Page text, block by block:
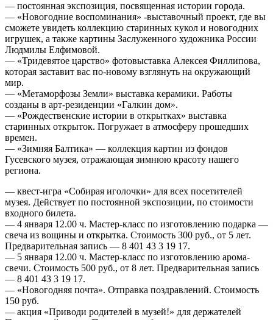
— постоянная экспозиция, посвященная истории города.
— «Новогодние воспоминания» -выставочный проект, где вы
сможете увидеть коллекцию старинных кукол и новогодних
игрушек, а также картины Заслуженного художника России
Людмилы Елфимовой.
— «Тридевятое царство» фотовыставка Алексея Филлипова,
которая заставит вас по-новому взглянуть на окружающий
мир.
— «Метаморфозы Земли» выставка керамики. Работы
созданы в арт-резиденции «Галкин дом».
— «Рождественские истории в открытках» выставка
старинных открыток. Погружает в атмосферу прошедших
времен.
— «Зимняя Балтика» — коллекция картин из фондов
Гусевского музея, отражающая зимнюю красоту нашего
региона.
— квест-игра «Собирая иголочки» для всех посетителей
музея. Действует по постоянной экспозиции, по стоимости
входного билета.
— 4 января 12.00 ч. Мастер-класс по изготовлению подарка —
свеча из вощины и открытка. Стоимость 300 руб., от 5 лет.
Предварительная запись — 8 401 43 3 19 17.
— 5 января 12.00 ч. Мастер-класс по изготовлению арома-
свечи. Стоимость 500 руб., от 8 лет. Предварительная запись
— 8 401 43 3 19 17.
— «Новогодняя почта». Отправка поздравлений. Стоимость
150 руб.
— акция «Приводи родителей в музей!» для держателей